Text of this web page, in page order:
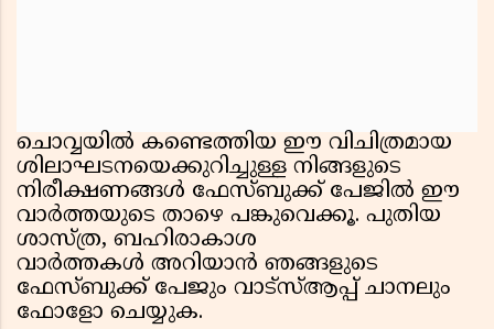
ചൊവ്വയിൽ കണ്ടെത്തിയ ഈ വിചിത്രമായ
ശിലാഘടനയെക്കുറിച്ചുള്ള നിങ്ങളുടെ
നിരീക്ഷണങ്ങൾ ഫേസ്ബുക്ക് പേജില്‍ ഈ
വാര്‍ത്തയുടെ താഴെ പങ്കുവെക്കൂ. പുതിയ
ശാസ്ത്ര, ബഹിരാകാശ
വാർത്തകൾ അറിയാൻ ഞങ്ങളുടെ
ഫേസ്ബുക്ക് പേജും വാട്സ്ആപ്പ് ചാനലും
ഫോളോ ചെയ്യുക.